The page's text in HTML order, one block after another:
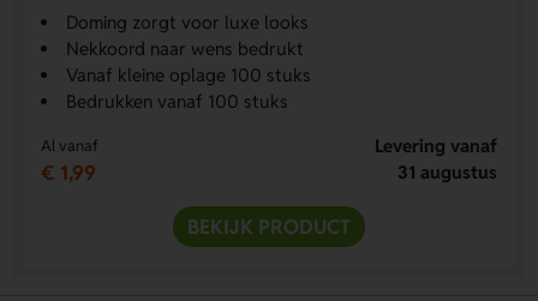
Doming zorgt voor luxe looks
Nekkoord naar wens bedrukt
Vanaf kleine oplage 100 stuks
Bedrukken vanaf 100 stuks
Al vanaf
€ 1,99
Levering vanaf
31 augustus
BEKIJK PRODUCT